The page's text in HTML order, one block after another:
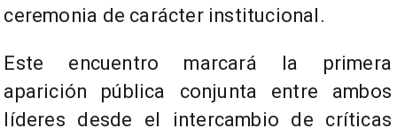
ceremonia de carácter institucional.
Este encuentro marcará la primera
aparición pública conjunta entre ambos
líderes desde el intercambio de críticas